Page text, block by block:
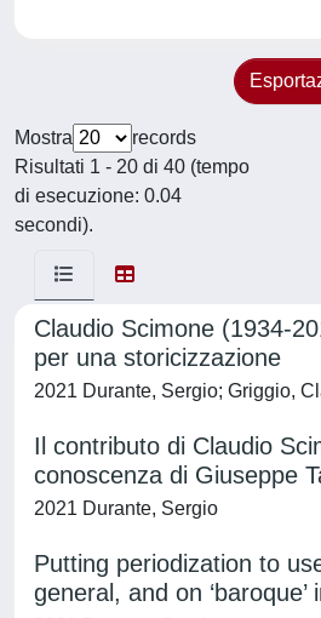
Mostra
records
Risultati 1 - 20 di 40 (tempo
di esecuzione: 0.04
secondi).
Claudio Scimone (1934-
per una storicizzazione
2021 Durante, Sergio; Griggio,
Il contributo di Claudio
conoscenza di Giuseppe
2021 Durante, Sergio
Putting periodization to
general, and on ‘baroque’